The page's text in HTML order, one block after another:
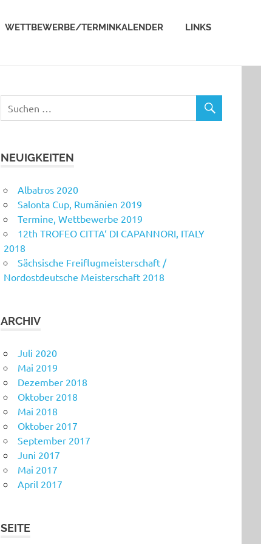
WETTBEWERBE/TERMINKALENDER LINKS
NEUIGKEITEN
Albatros 2020
Salonta Cup, Rumänien 2019
Termine, Wettbewerbe 2019
12th TROFEO CITTA‘ DI CAPANNORI, ITALY
2018
Sächsische Freiflugmeisterschaft /
Nordostdeutsche Meisterschaft 2018
ARCHIV
Juli 2020
Mai 2019
Dezember 2018
Oktober 2018
Mai 2018
Oktober 2017
September 2017
Juni 2017
Mai 2017
April 2017
SEITE